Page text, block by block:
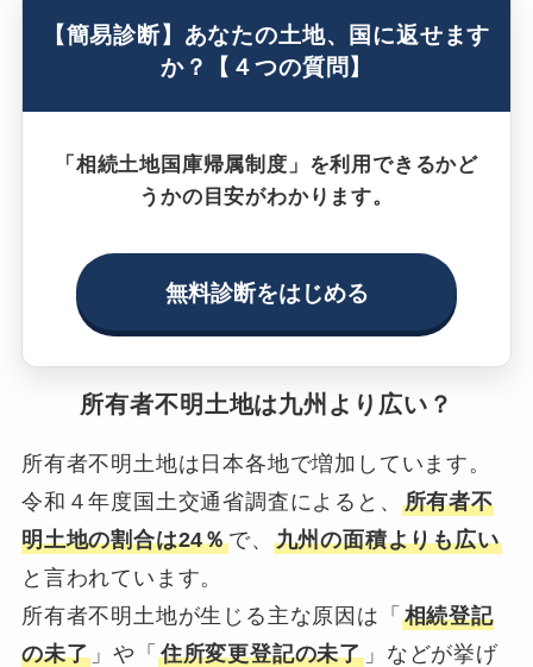
【簡易診断】あなたの土地、国に返せます
か？【４つの質問】
「相続土地国庫帰属制度」を利用できるかど
うかの目安がわかります。
無料診断をはじめる
所有者不明土地は九州より広い？
所有者不明土地は日本各地で増加しています。
令和４年度国土交通省調査によると、 所有者不
明土地の割合は24％で、 九州の面積よりも広い
と言われています。
所有者不明土地が生じる主な原因は「 相続登記
の未了 」や「 住所変更登記の未了 」などが挙げ